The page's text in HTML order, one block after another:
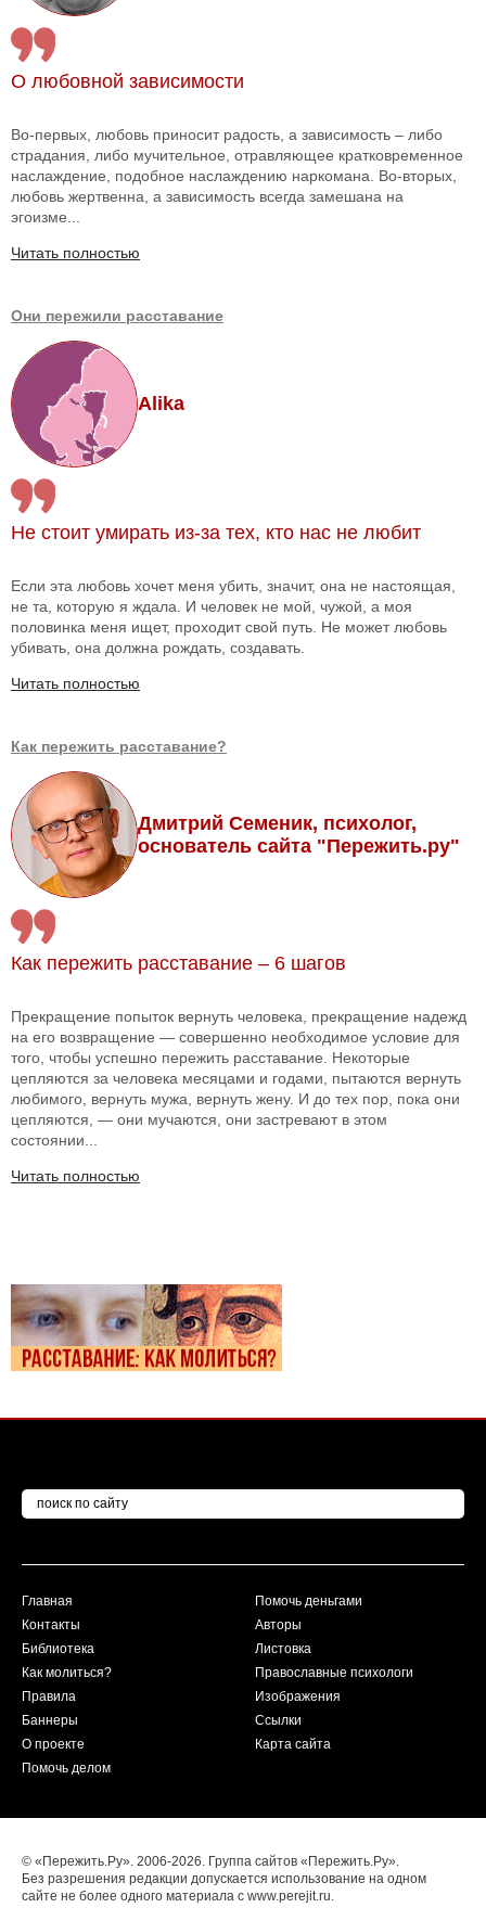
О любовной зависимости
Во-первых, любовь приносит радость, а зависимость – либо
страдания, либо мучительное, отравляющее кратковременное
наслаждение, подобное наслаждению наркомана. Во-вторых,
любовь жертвенна, а зависимость всегда замешана на
эгоизме...
Читать полностью
Они пережили расставание
Alika
Не стоит умирать из-за тех, кто нас не любит
Если эта любовь хочет меня убить, значит, она не настоящая,
не та, которую я ждала. И человек не мой, чужой, а моя
половинка меня ищет, проходит свой путь. Не может любовь
убивать, она должна рождать, создавать.
Читать полностью
Как пережить расставание?
Дмитрий Семеник, психолог,
основатель сайта "Пережить.ру"
Как пережить расставание – 6 шагов
Прекращение попыток вернуть человека, прекращение надежд
на его возвращение — совершенно необходимое условие для
того, чтобы успешно пережить расставание. Некоторые
цепляются за человека месяцами и годами, пытаются вернуть
любимого, вернуть мужа, вернуть жену. И до тех пор, пока они
цепляются, — они мучаются, они застревают в этом
состоянии...
Читать полностью
Главная
Контакты
Библиотека
Как молиться?
Правила
Баннеры
О проекте
Помочь делом
Помочь деньгами
Авторы
Листовка
Православные психологи
Изображения
Ссылки
Карта сайта
© «Пережить.Ру». 2006-2026. Группа сайтов «Пережить.Ру».
Без разрешения редакции допускается использование на одном
сайте не более одного материала с www.perejit.ru.